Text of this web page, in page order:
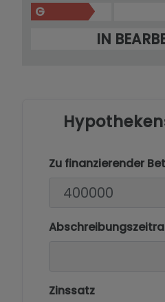
G
IN
Zu finanzierender
Zinssatz